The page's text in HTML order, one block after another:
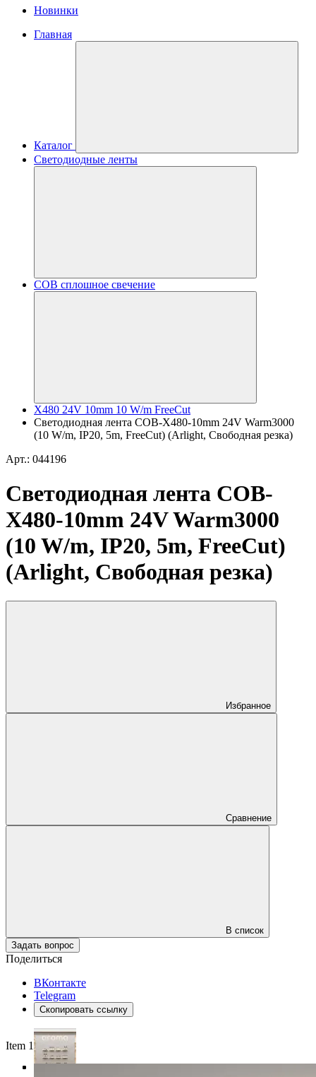
Новинки
Главная
Каталог
Светодиодные ленты
COB сплошное свечение
X480 24V 10mm 10 W/m FreeCut
Светодиодная лента COB-X480-10mm 24V Warm3000
(10 W/m, IP20, 5m, FreeCut) (Arlight, Свободная резка)
Арт.: 044196
Светодиодная лента COB-
X480-10mm 24V Warm3000
(10 W/m, IP20, 5m, FreeCut)
(Arlight, Свободная резка)
Избранное
Сравнение
В список
Задать вопрос
Поделиться
ВКонтакте
Telegram
Скопировать ссылку
Item 1 of 4